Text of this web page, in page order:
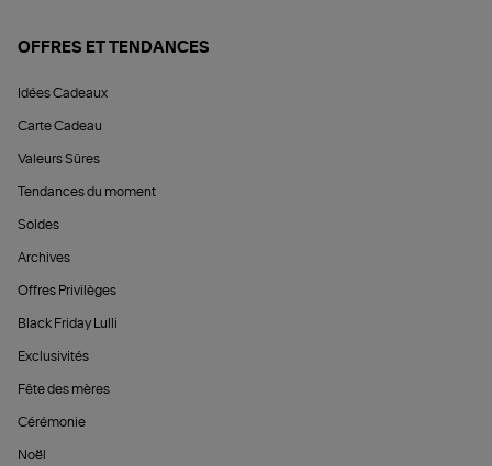
OFFRES ET TENDANCES
Idées Cadeaux
Carte Cadeau
Valeurs Sûres
Tendances du moment
Soldes
Archives
Offres Privilèges
Black Friday Lulli
Exclusivités
Fête des mères
Cérémonie
Noël